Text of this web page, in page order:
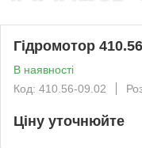
Гідромотор
В наявності
Код: 410.56-09.02
Ціну уточнюйте